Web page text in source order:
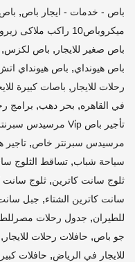
باص - خدمات - ايجار باص, باص 33 راكب
ميكروباص10 راكب ملاكى زيرو وسوزوكى ملاكى 7 راكب
باص صغير للايجار , باص لكزس,
باص هيونداي, باص هيونداي
رحلات للايجار , باصات كبيرة
في القاهره, بحر دهب, برامج
تأجير باص Vi̇p مرسيدس سبرنتر
مرسيدس سبرنتر خاص,
سياحة شباب, تساقط الثلوج
ثلوج سانت كاترين, ثلوج سانت
سانت كاترين الشتاء, جبل
للطيران, جدول رحلات
جو باص, حافلات رحلات للايجار ,
للايجار في الرياض, حافلات